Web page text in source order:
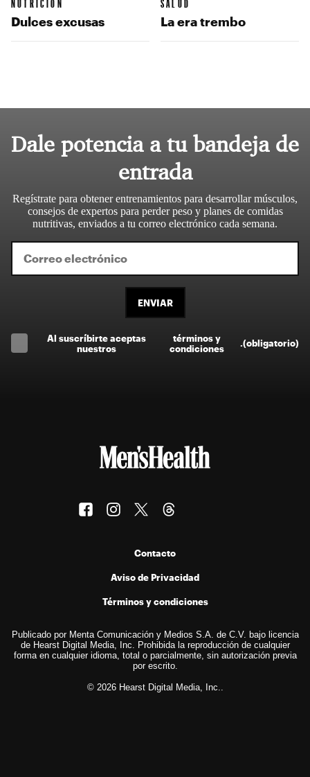
NUTRICIÓN
Dulces excusas
SALUD
La era trembo
Dale potencia a tu bandeja de
entrada
Regístrate para obtener entrenamientos para desarrollar músculos,
consejos de expertos para perder peso y planes de comidas
nutritivas, enviados a tu correo electrónico cada semana.
ENVIAR
Al suscríbirte aceptas
nuestros
términos y
condiciones
.(obligatorio)
Contacto
Aviso de Privacidad
Términos y condiciones
Publicado por Menta Comunicación y Medios S.A. de C.V. bajo licencia
de Hearst Digital Media, Inc. Prohibida la reproducción de cualquier
forma en cualquier idioma, total o parcialmente, sin autorización previa
por escrito.
© 2026 Hearst Digital Media, Inc..